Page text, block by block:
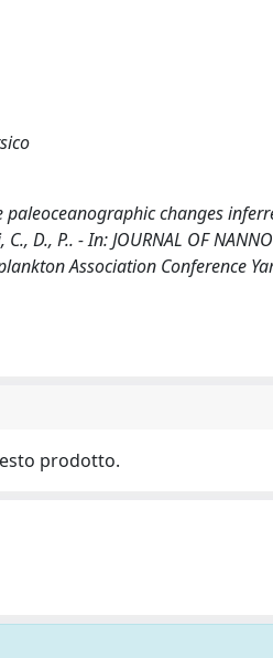
paleoceanographic changes
D., P.. - In: JOURNAL OF
Association Conference
prodotto.